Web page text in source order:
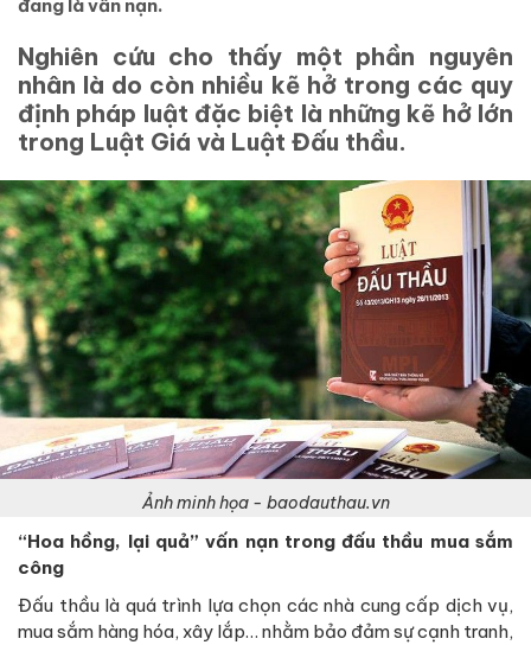
đang là vấn nạn.
Nghiên cứu cho thấy một phần nguyên
nhân là do còn nhiều kẽ hở trong các quy
định pháp luật đặc biệt là những kẽ hở lớn
trong Luật Giá và Luật Đấu thầu.
Ảnh minh họa - baodauthau.vn
“Hoa hồng, lại quả” vấn nạn trong đấu thầu mua sắm
công
Đấu thầu là quá trình lựa chọn các nhà cung cấp dịch vụ,
mua sắm hàng hóa, xây lắp… nhằm bảo đảm sự cạnh tranh,